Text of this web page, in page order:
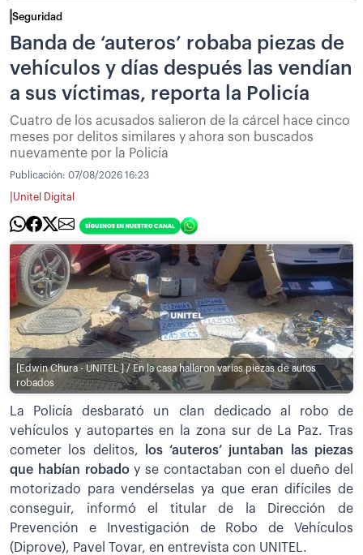
Seguridad
Banda de ‘auteros’ robaba piezas de
vehículos y días después las vendían
a sus víctimas, reporta la Policía
Cuatro de los acusados salieron de la cárcel hace cinco
meses por delitos similares y ahora son buscados
nuevamente por la Policía
Publicación: 07/08/2026 16:23
Unitel Digital
[Edwin Chura - UNITEL ] / En la casa hallaron varias piezas de autos
robados
La Policía desbarató un clan dedicado al robo de
vehículos y autopartes en la zona sur de La Paz. Tras
cometer los delitos,
los ‘auteros’ juntaban las piezas
que habían robadoy se contactaban con el dueño del
motorizado para vendérselas ya que eran difíciles de
conseguir, informó el titular de la Dirección de
Prevención e Investigación de Robo de Vehículos
(Diprove), Pavel Tovar, en entrevista con UNITEL.